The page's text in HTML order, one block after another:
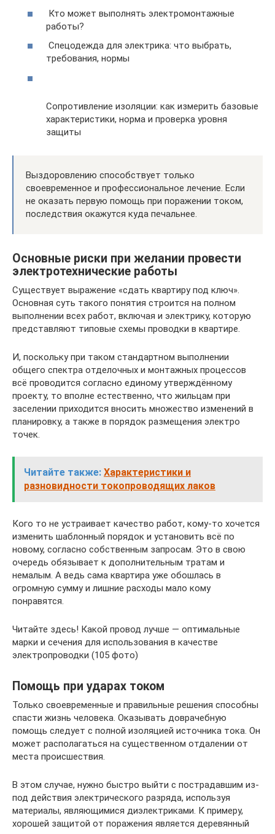
Кто может выполнять электромонтажные
работы?
Спецодежда для электрика: что выбрать,
требования, нормы
Сопротивление изоляции: как измерить базовые
характеристики, норма и проверка уровня
защиты
Выздоровлению способствует только
своевременное и профессиональное лечение. Если
не оказать первую помощь при поражении током,
последствия окажутся куда печальнее.
Основные риски при желании провести
электротехнические работы
Существует выражение «сдать квартиру под ключ».
Основная суть такого понятия строится на полном
выполнении всех работ, включая и электрику, которую
представляют типовые схемы проводки в квартире.
И, поскольку при таком стандартном выполнении
общего спектра отделочных и монтажных процессов
всё проводится согласно единому утверждённому
проекту, то вполне естественно, что жильцам при
заселении приходится вносить множество изменений в
планировку, а также в порядок размещения электро
точек.
Читайте также: Характеристики и
разновидности токопроводящих лаков
Кого то не устраивает качество работ, кому-то хочется
изменить шаблонный порядок и установить всё по
новому, согласно собственным запросам. Это в свою
очередь обязывает к дополнительным тратам и
немалым. А ведь сама квартира уже обошлась в
огромную сумму и лишние расходы мало кому
понравятся.
Читайте здесь! Какой провод лучше — оптимальные
марки и сечения для использования в качестве
электропроводки (105 фото)
Помощь при ударах током
Только своевременные и правильные решения способны
спасти жизнь человека. Оказывать доврачебную
помощь следует с полной изоляцией источника тока. Он
может располагаться на существенном отдалении от
места происшествия.
В этом случае, нужно быстро выйти с пострадавшим из-
под действия электрического разряда, используя
материалы, являющимися диэлектриками. К примеру,
хорошей защитой от поражения является деревянный